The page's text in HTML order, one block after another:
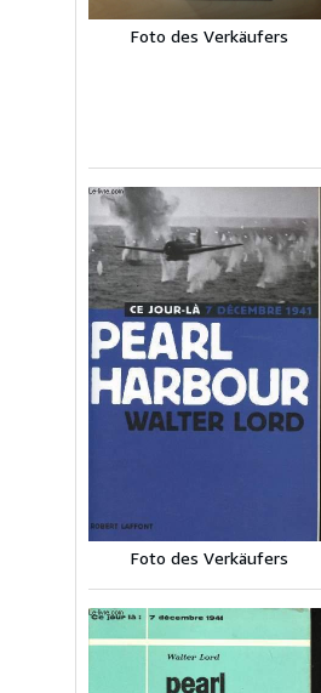
Foto des Verkäufers
Foto des Verkäufers